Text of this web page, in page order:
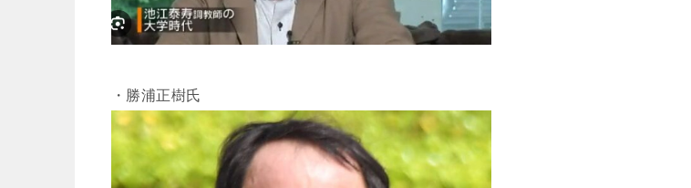
・勝浦正樹氏